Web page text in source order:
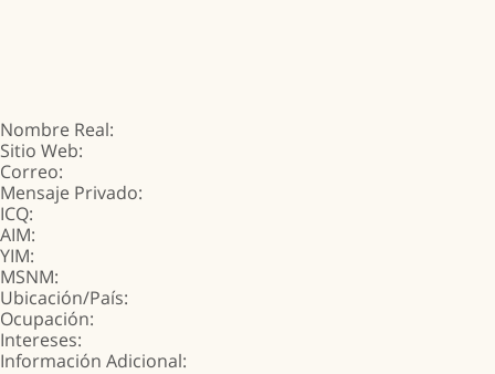
Nombre Real:
Sitio Web:
Correo:
Mensaje Privado:
ICQ:
AIM:
YIM:
MSNM:
Ubicación/País:
Ocupación:
Intereses:
Información Adicional: